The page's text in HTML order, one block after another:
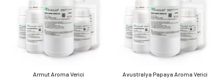
Armut Aroma Verici Avustralya Papaya Aroma Verici